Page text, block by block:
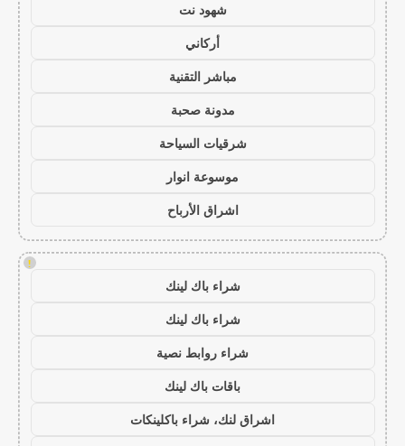
شهود نت
أركاني
مباشر التقنية
مدونة صحبة
شرقيات السياحة
موسوعة انوار
اشراق الأرباح
!
شراء باك لينك
شراء باك لينك
شراء روابط نصية
باقات باك لينك
اشراق لنك، شراء باكلينكات